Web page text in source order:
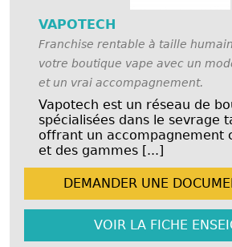
VAPOTECH
Franchise rentable à taille
votre boutique vape avec un
et un vrai accompagnement.
Vapotech est un réseau de
spécialisées dans le sevrage
offrant un accompagnement
et des gammes [...]
DEMANDER UNE
VOIR LA FICHE